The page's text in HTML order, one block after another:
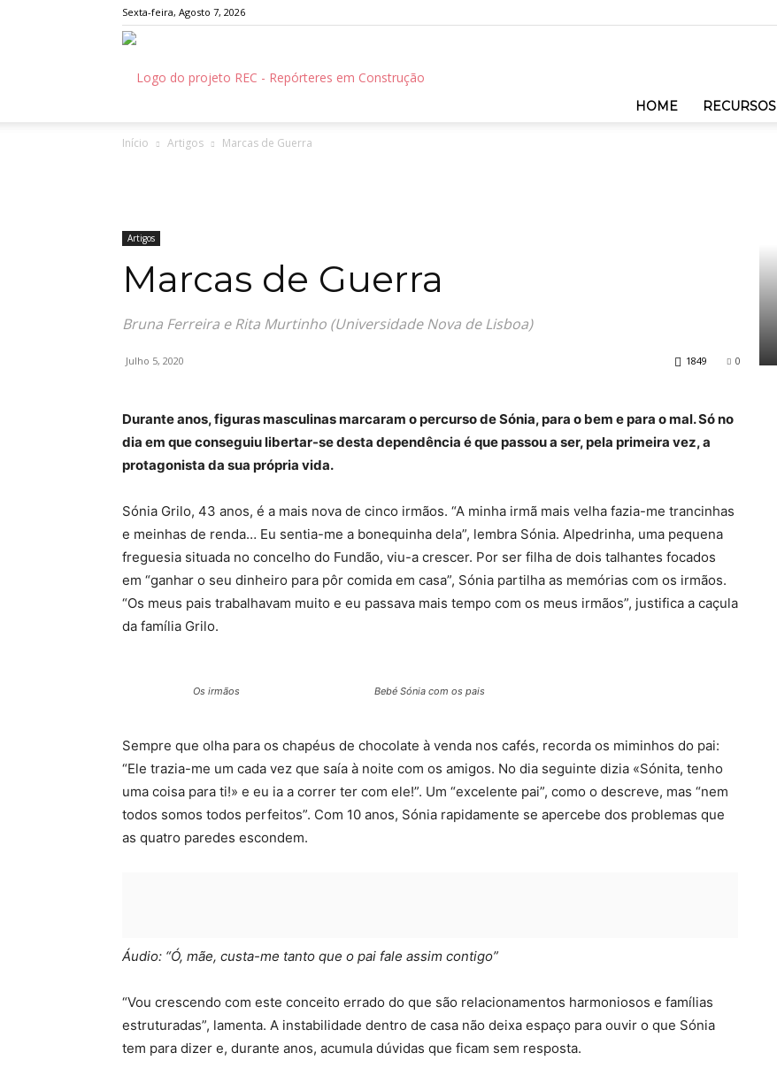
Sexta-feira, Agosto 7, 2026
HOME RECURSOS
Início Artigos Marcas de Guerra
Artigos
Marcas de Guerra
Bruna Ferreira e Rita Murtinho (Universidade Nova de Lisboa)
Julho 5, 2020 0
1849
Durante anos, figuras masculinas marcaram o percurso de Sónia, para o bem e para o mal. Só no
dia em que conseguiu libertar-se desta dependência é que passou a ser, pela primeira vez, a
protagonista da sua própria vida.
Sónia Grilo, 43 anos, é a mais nova de cinco irmãos. “A minha irmã mais velha fazia-me trancinhas
e meinhas de renda… Eu sentia-me a bonequinha dela”, lembra Sónia. Alpedrinha, uma pequena
freguesia situada no concelho do Fundão, viu-a crescer. Por ser filha de dois talhantes focados
em “ganhar o seu dinheiro para pôr comida em casa”, Sónia partilha as memórias com os irmãos.
“Os meus pais trabalhavam muito e eu passava mais tempo com os meus irmãos”, justifica a caçula
da família Grilo.
Os irmãos Bebé Sónia com os pais
Sempre que olha para os chapéus de chocolate à venda nos cafés, recorda os miminhos do pai:
“Ele trazia-me um cada vez que saía à noite com os amigos. No dia seguinte dizia «Sónita, tenho
uma coisa para ti!» e eu ia a correr ter com ele!”. Um “excelente pai”, como o descreve, mas “nem
todos somos todos perfeitos”. Com 10 anos, Sónia rapidamente se apercebe dos problemas que
as quatro paredes escondem.
Áudio: “Ó, mãe, custa-me tanto que o pai fale assim contigo”
“Vou crescendo com este conceito errado do que são relacionamentos harmoniosos e famílias
estruturadas”, lamenta. A instabilidade dentro de casa não deixa espaço para ouvir o que Sónia
tem para dizer e, durante anos, acumula dúvidas que ficam sem resposta.